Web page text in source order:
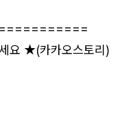
요 ★(카카오스토리)